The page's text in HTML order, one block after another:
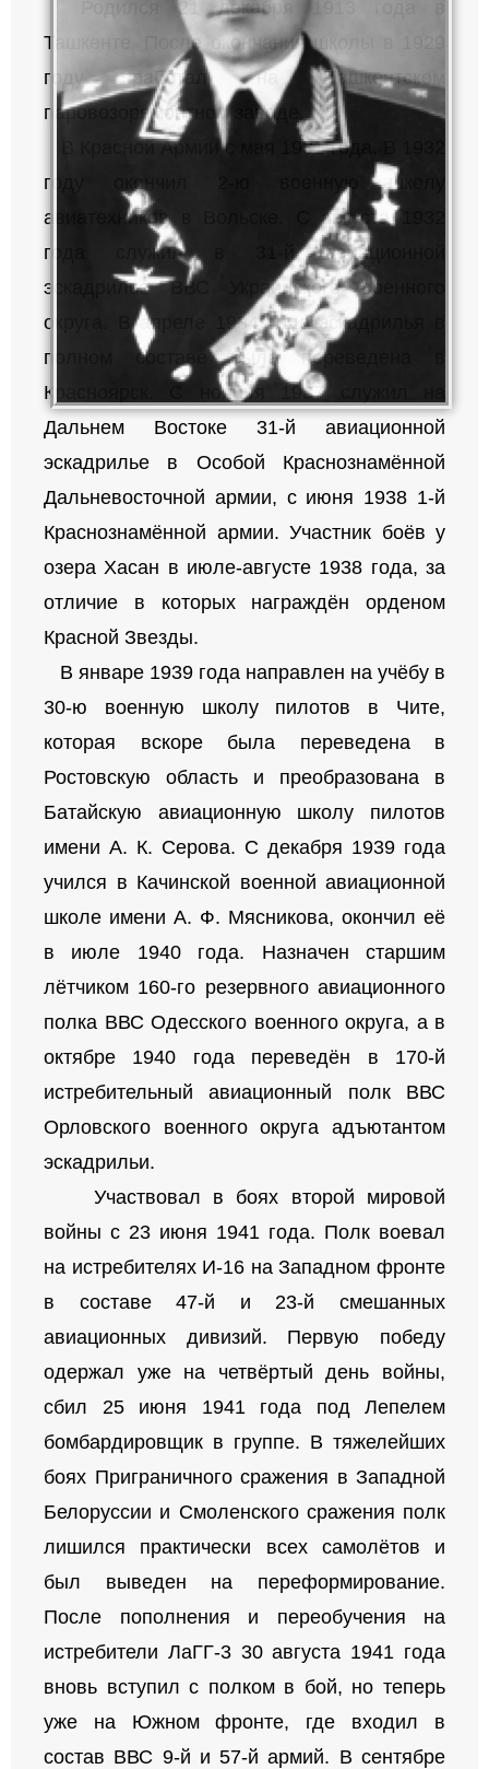
Родился 21 декабря 1913 года в
Ташкенте. После окончания школы в 1929
году работал на Ташкентском
паровозоремонтном заводе.
В Красной Армии с мая 1931 года. В 1932
году окончил 2-ю военную школу
авиатехников в Вольске. С августа 1932
года служил в 31-й авиационной
эскадрилье ВВС Украинского военного
округа. В апреле 1934 года эскадрилья в
полном составе была переведена в
Красноярск. С ноября 1937 служил на
Дальнем Востоке 31-й авиационной
эскадрилье в Особой Краснознамённой
Дальневосточной армии, с июня 1938 1-й
Краснознамённой армии. Участник боёв у
озера Хасан в июле-августе 1938 года, за
отличие в которых награждён орденом
Красной Звезды.
В январе 1939 года направлен на учёбу в
30-ю военную школу пилотов в Чите,
которая вскоре была переведена в
Ростовскую область и преобразована в
Батайскую авиационную школу пилотов
имени А. К. Серова. С декабря 1939 года
учился в Качинской военной авиационной
школе имени А. Ф. Мясникова, окончил её
в июле 1940 года. Назначен старшим
лётчиком 160-го резервного авиационного
полка ВВС Одесского военного округа, а в
октябре 1940 года переведён в 170-й
истребительный авиационный полк ВВС
Орловского военного округа адъютантом
эскадрильи.
Участвовал в боях второй мировой
войны с 23 июня 1941 года. Полк воевал
на истребителях И-16 на Западном фронте
в составе 47-й и 23-й смешанных
авиационных дивизий. Первую победу
одержал уже на четвёртый день войны,
сбил 25 июня 1941 года под Лепелем
бомбардировщик в группе. В тяжелейших
боях Приграничного сражения в Западной
Белоруссии и Смоленского сражения полк
лишился практически всех самолётов и
был выведен на переформирование.
После пополнения и переобучения на
истребители ЛаГГ-3 30 августа 1941 года
вновь вступил с полком в бой, но теперь
уже на Южном фронте, где входил в
состав ВВС 9-й и 57-й армий. В сентябре